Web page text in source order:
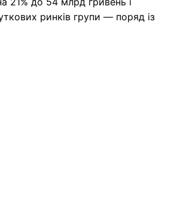
ринків групи — поряд із